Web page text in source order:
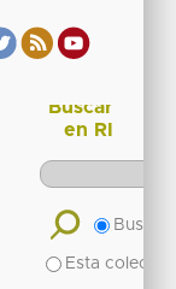
Buscar
en RI
Buscar
Esta